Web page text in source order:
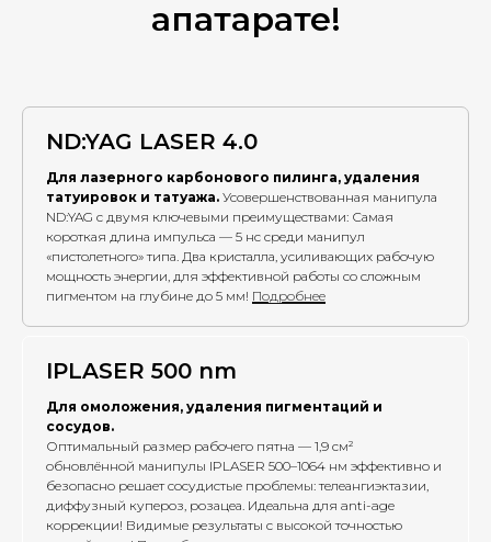
апатарате!
ND:YAG LASER 4.0
Для лазерного карбонового пилинга, удаления
татуировок и татуажа. Усовершенствованная манипула
ND:YAG с двумя ключевыми преимуществами: Самая
короткая длина импульса — 5 нс среди манипул
«пистолетного» типа. Два кристалла, усиливающих рабочую
мощность энергии, для эффективной работы со сложным
пигментом на глубине до 5 мм! Подробнее
IPLASER 500 nm
Для омоложения, удаления пигментаций и
сосудов.
Оптимальный размер рабочего пятна — 1,9 см²
обновлённой манипулы IPLASER 500–1064 нм эффективно и
безопасно решает сосудистые проблемы: телеангиэктазии,
диффузный купероз, розацеа. Идеальна для anti-age
коррекции! Видимые результаты с высокой точностью